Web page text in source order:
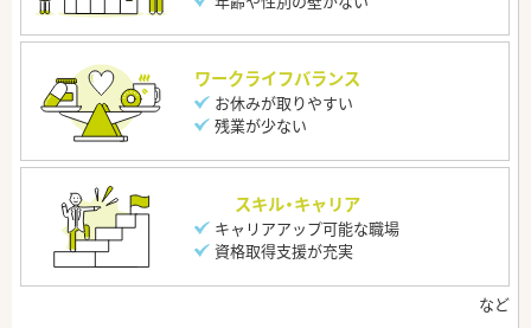
ワークライフバランス
お休みが取りやすい
残業が少ない
スキル・キャリア
キャリアアップ可能な職場
資格取得支援が充実